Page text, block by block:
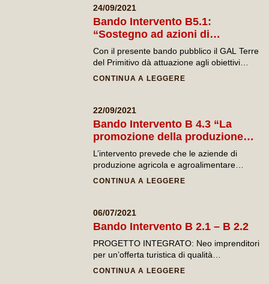
dell’enogastronomia locale in generale tale
da poterla integrare con i servizi turistici
locali.
24/09/2021
Bando Intervento B5.1:
“Sostegno ad azioni di
formazione professionale e
acquisizione di competenze”
Con il presente bando pubblico il GAL Terre
del Primitivo dà attuazione agli obiettivi
previsti nel Piano di Azione Locale ed, in
in campo e/o a distanza, anche integrati con
attività di workshop tematici di studio e
approfondimento.
CONTINUA A LEGGERE
22/09/2021
Bando Intervento B 4.3 “La
promozione della produzione
tipica locale come elemento di
diversificazione e di esperienza
L’intervento prevede che le aziende di
produzione agricola e agroalimentare
realizzino spazi di degustazione e vendita dei
rappresentino un’eperienza per il visitatore.
CONTINUA A LEGGERE
06/07/2021
Bando Intervento B 2.1 – B 2.2
PROGETTO INTEGRATO: Neo imprenditori
per un’offerta turistica di qualità
INTERVENTO B 2.
CONTINUA A LEGGERE